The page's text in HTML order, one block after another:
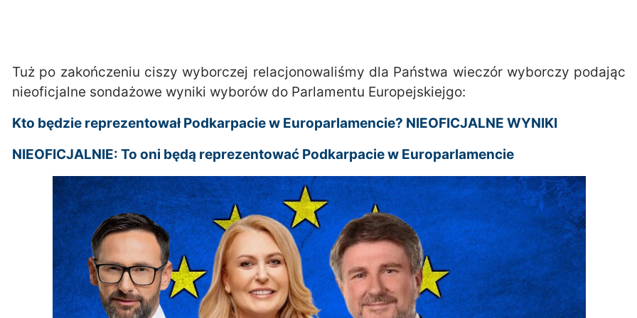
Tuż po zakończeniu ciszy wyborczej relacjonowaliśmy dla Państwa wieczór wyborczy podając
nieoficjalne sondażowe wyniki wyborów do Parlamentu Europejskiejgo:
Kto będzie reprezentował Podkarpacie w Europarlamencie? NIEOFICJALNE WYNIKI
NIEOFICJALNIE: To oni będą reprezentować Podkarpacie w Europarlamencie